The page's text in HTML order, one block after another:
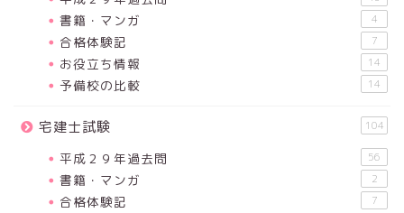
書籍・マンガ 4
合格体験記 7
お役立ち情報 14
予備校の比較 14
宅建士試験 104
平成２９年過去問 56
書籍・マンガ 2
合格体験記 7